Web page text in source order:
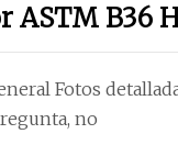
ASTM B36
Fotos
no